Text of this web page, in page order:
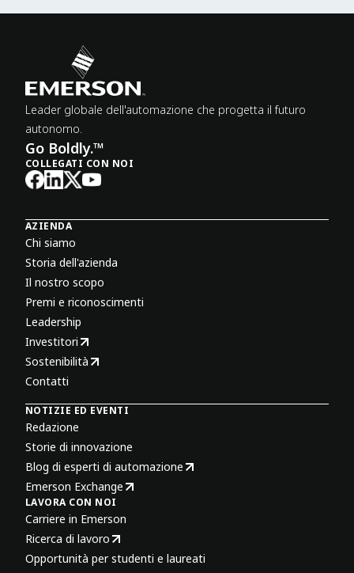
Leader globale dell'automazione che progetta il futuro
autonomo.
Go Boldly.™
COLLEGATI CON NOI
AZIENDA
Chi siamo
Storia dell'azienda
Il nostro scopo
Premi e riconoscimenti
Leadership
Investitori
Sostenibilità
Contatti
NOTIZIE ED EVENTI
Redazione
Storie di innovazione
Blog di esperti di automazione
Emerson Exchange
LAVORA CON NOI
Carriere in Emerson
Ricerca di lavoro
Opportunità per studenti e laureati